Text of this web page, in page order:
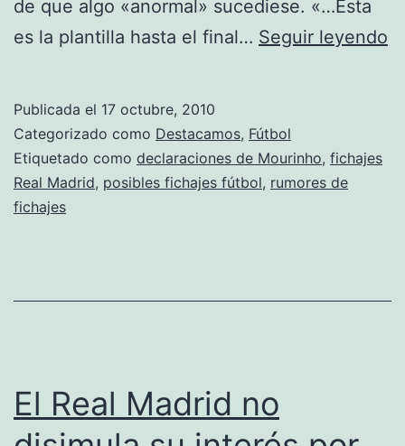
de que algo «anormal» sucediese. «…Esta
es la plantilla hasta el final… Seguir leyendo
Publicada el 17 octubre, 2010
Categorizado como Destacamos, Fútbol
Etiquetado como declaraciones de Mourinho, fichajes
Real Madrid, posibles fichajes fútbol, rumores de
fichajes
El Real Madrid no